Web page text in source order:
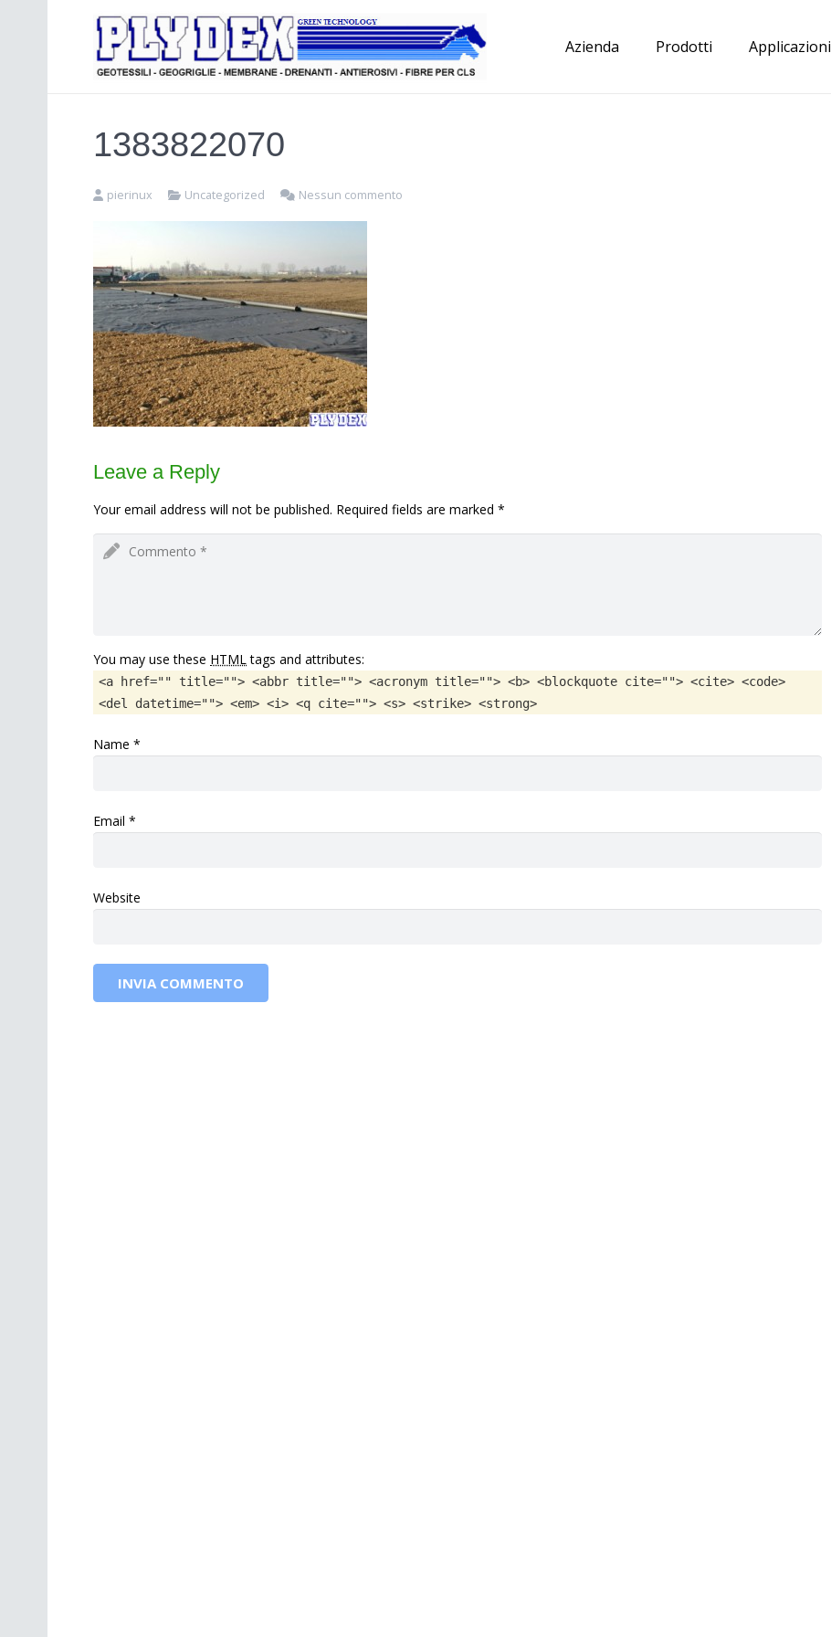
Azienda Prodotti Applicazioni
1383822070
pierinux Uncategorized Nessun commento
Leave a Reply
Your email address will not be published. Required fields are marked *
You may use these HTML tags and attributes:
<a href="" title=""> <abbr title=""> <acronym title=""> <b> <blockquote cite=""> <cite> <code>
<del datetime=""> <em> <i> <q cite=""> <s> <strike> <strong>
Name *
Email *
Website
INVIA COMMENTO